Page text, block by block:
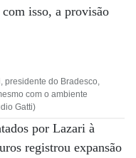
com isso, a provisão
presidente do Bradesco,
com o ambiente
Gatti)
por Lazari à
registrou expansão